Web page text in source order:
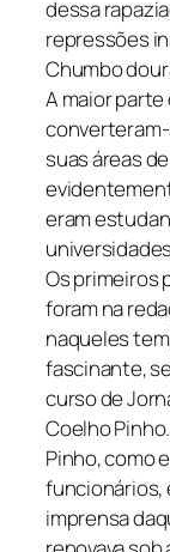
dessa
repressões
Chumbo
A maior
suas áreas
eram
Os primeiros
foram na
naqueles
fascinante,
curso de
Coelho Pinho.
Pinho, como
funcionários,
imprensa